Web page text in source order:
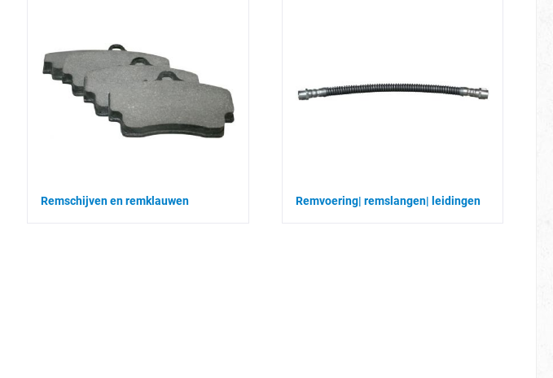
Remschijven en remklauwen Remvoering| remslangen| leidingen